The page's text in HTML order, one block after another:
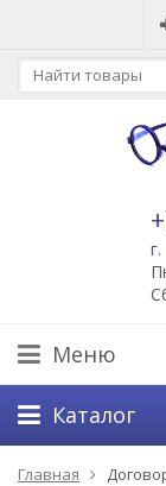
Меню
Каталог
Главная